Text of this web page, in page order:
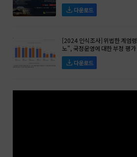
다운로드
[2024 인식조사] 위법한 계엄
노”, 국정운영에 대한 부정 평
다운로드